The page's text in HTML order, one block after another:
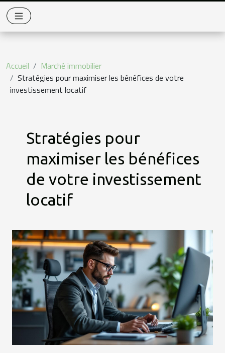
Accueil
Marché immobilier
Stratégies pour maximiser les bénéfices de votre
investissement locatif
Stratégies pour
maximiser les bénéfices
de votre investissement
locatif